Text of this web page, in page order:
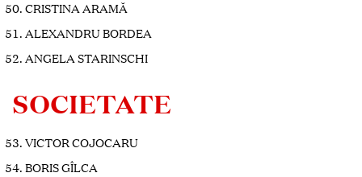
CRISTINA ARAMĂ
ALEXANDRU BORDEA
ANGELA STARINSCHI
SOCIETATE
VICTOR COJOCARU
BORIS GÎLCA